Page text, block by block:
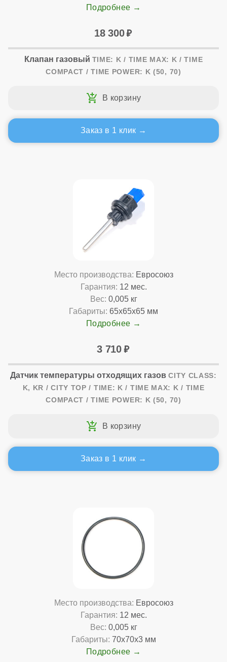
Подробнее
18 300
Клапан газовый TIME: K / TIME MAX: K / TIME
COMPACT / TIME POWER: K (50, 70)
Заказ в 1 клик
Место производства: Евросоюз
Гарантия: 12 мес.
Вес: 0,005 кг
Габариты: 65x65x65 мм
Подробнее
3 710
Датчик температуры отходящих газов CITY CLASS:
K, KR / CITY TOP / TIME: K / TIME MAX: K / TIME
COMPACT / TIME POWER: K (50, 70)
Заказ в 1 клик
Место производства: Евросоюз
Гарантия: 12 мес.
Вес: 0,005 кг
Габариты: 70x70x3 мм
Подробнее